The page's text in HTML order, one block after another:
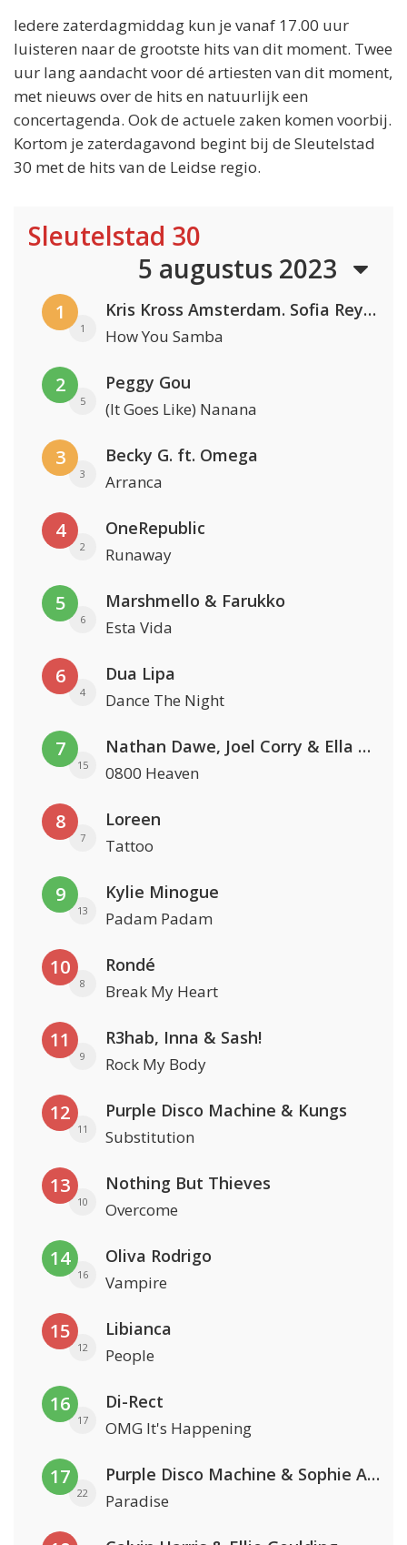
Iedere zaterdagmiddag kun je vanaf 17.00 uur
luisteren naar de grootste hits van dit moment. Twee
uur lang aandacht voor dé artiesten van dit moment,
met nieuws over de hits en natuurlijk een
concertagenda. Ook de actuele zaken komen voorbij.
Kortom je zaterdagavond begint bij de Sleutelstad
30 met de hits van de Leidse regio.
Sleutelstad 30
5 augustus 2023
1
1
Kris Kross Amsterdam. Sofia Reyes & Tinie Tempah
How You Samba
2
5
Peggy Gou
(It Goes Like) Nanana
3
3
Becky G. ft. Omega
Arranca
4
2
OneRepublic
Runaway
5
6
Marshmello & Farukko
Esta Vida
6
4
Dua Lipa
Dance The Night
7
15
Nathan Dawe, Joel Corry & Ella Henderson
0800 Heaven
8
7
Loreen
Tattoo
9
13
Kylie Minogue
Padam Padam
10
8
Rondé
Break My Heart
11
9
R3hab, Inna & Sash!
Rock My Body
12
11
Purple Disco Machine & Kungs
Substitution
13
10
Nothing But Thieves
Overcome
14
16
Oliva Rodrigo
Vampire
15
12
Libianca
People
16
17
Di-Rect
OMG It's Happening
17
22
Purple Disco Machine & Sophie And The Giants
Paradise